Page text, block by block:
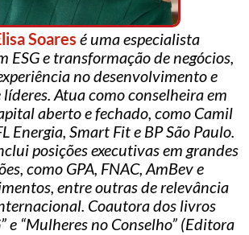
Soares é uma especialista
ESG e transformação de negócios,
no desenvolvimento e
Atua como conselheira em
aberto e fechado, como Camil
Energia, Smart Fit e BP São Paulo.
posições executivas em grandes
como GPA, FNAC, AmBev e
entre outras de relevância
Coautora dos livros
e “Mulheres no Conselho” (Editora